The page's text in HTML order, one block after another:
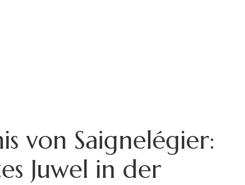
von Saignelégier:
Juwel in der